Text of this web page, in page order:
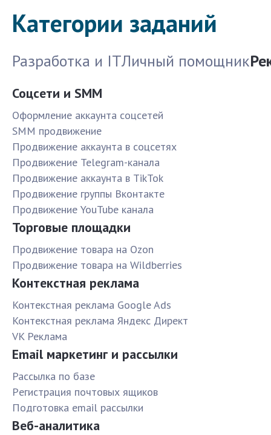
Категории заданий
Разработка и ITЛичный помощник
Соцсети и SMM
Оформление аккаунта соцсетей
SMM продвижение
Продвижение аккаунта в соцсетях
Продвижение Telegram-канала
Продвижение аккаунта в TikTok
Продвижение группы Вконтакте
Продвижение YouTube канала
Торговые площадки
Продвижение товара на Ozon
Продвижение товара на Wildberries
Контекстная реклама
Контекстная реклама Google Ads
Контекстная реклама Яндекс Директ
VK Реклама
Email маркетинг и рассылки
Рассылка по базе
Pегистрация почтовых ящиков
Подготовка email рассылки
Веб-аналитика